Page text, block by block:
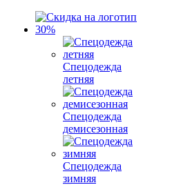
Спецодежда
летняя
Спецодежда
демисезонная
Спецодежда
зимняя